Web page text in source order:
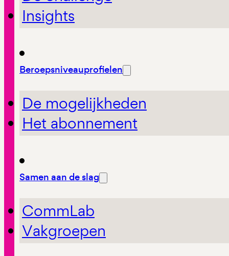
Insights
Beroepsniveauprofielen
De mogelijkheden
Het abonnement
Samen aan de slag
CommLab
Vakgroepen